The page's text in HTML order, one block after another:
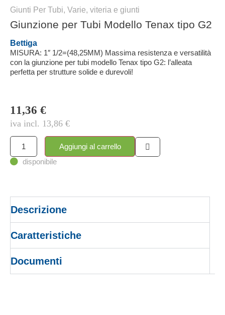
Giunti Per Tubi, Varie, viteria e giunti
Giunzione per Tubi Modello Tenax tipo G2
Bettiga
MISURA: 1″ 1/2=(48,25MM) Massima resistenza e versatilità
con la giunzione per tubi modello Tenax tipo G2: l’alleata
perfetta per strutture solide e durevoli!
11,36 €
iva incl. 13,86 €
Aggiungi al carrello
disponibile
Descrizione
Caratteristiche
Documenti